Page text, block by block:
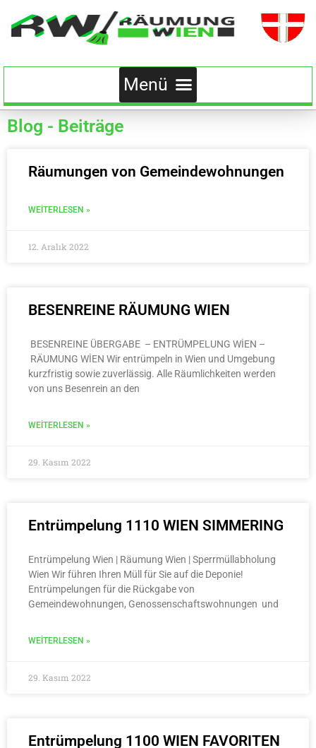
Blog - Beiträge
Räumungen von Gemeindewohnungen
WEITERLESEN »
12. Aralık 2022
BESENREINE RÄUMUNG WIEN
BESENREINE ÜBERGABE – ENTRÜMPELUNG WİEN –
RÄUMUNG WİEN Wir entrümpeln in Wien und Umgebung
kurzfristig sowie zuverlässig. Alle Räumlichkeiten werden
von uns Besenrein an den
WEITERLESEN »
29. Kasım 2022
Entrümpelung 1110 WIEN SIMMERING
Entrümpelung Wien | Räumung Wien | Sperrmüllabholung
Wien Wir führen Ihren Müll für Sie auf die Deponie!
Entrümpelungen für die Rückgabe von
Gemeindewohnungen, Genossenschaftswohnungen und
WEITERLESEN »
29. Kasım 2022
Entrümpelung 1100 WIEN FAVORITEN